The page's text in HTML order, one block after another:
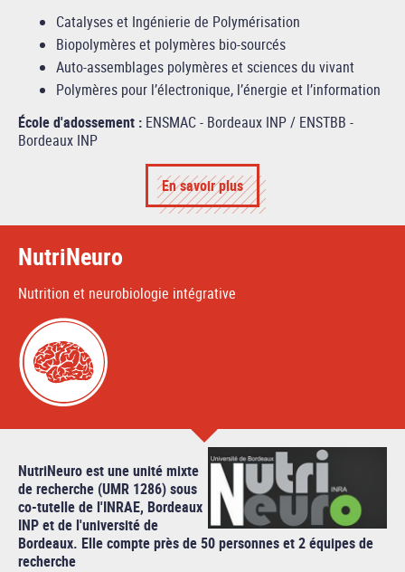
Catalyses et Ingénierie de Polymérisation
Biopolymères et polymères bio-sourcés
Auto-assemblages polymères et sciences du vivant
Polymères pour l’électronique, l’énergie et l’information
École d'adossement : ENSMAC - Bordeaux INP / ENSTBB -
Bordeaux INP
En savoir plus
NutriNeuro
Nutrition et neurobiologie intégrative
NutriNeuro est une unité mixte
de recherche (UMR 1286) sous
co-tutelle de l'INRAE, Bordeaux
INP et de l'université de
Bordeaux. Elle compte près de 50 personnes et 2 équipes de
recherche